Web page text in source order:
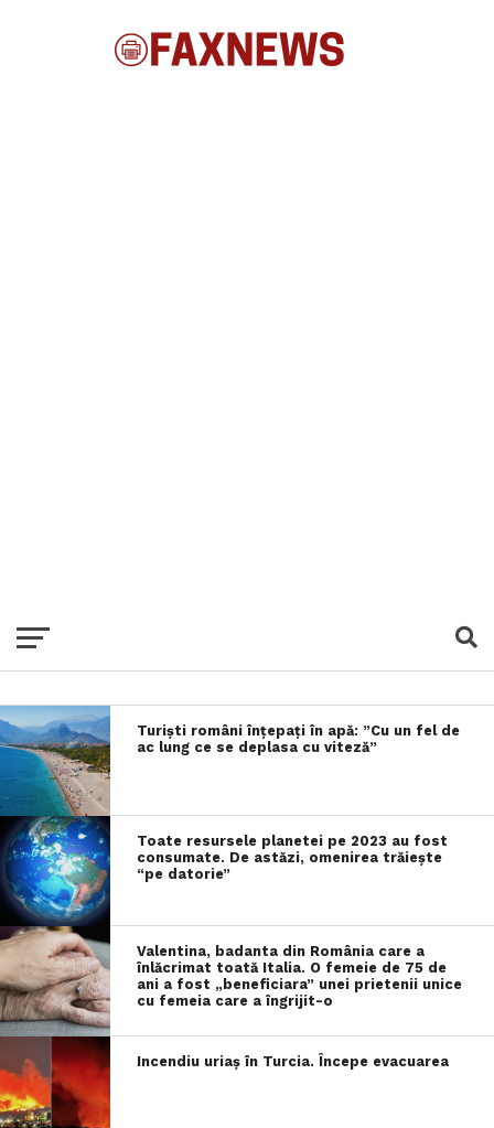
Turiști români înțepați în apă: ”Cu un fel de
ac lung ce se deplasa cu viteză”
Toate resursele planetei pe 2023 au fost
consumate. De astăzi, omenirea trăiește
“pe datorie”
Valentina, badanta din România care a
înlăcrimat toată Italia. O femeie de 75 de
ani a fost „beneficiara” unei prietenii unice
cu femeia care a îngrijit-o
Incendiu uriaș în Turcia. Începe evacuarea